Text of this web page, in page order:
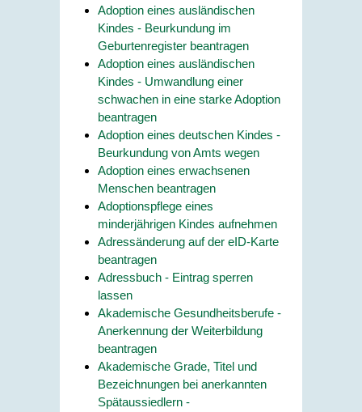
Adoption eines ausländischen
Kindes - Beurkundung im
Geburtenregister beantragen
Adoption eines ausländischen
Kindes - Umwandlung einer
schwachen in eine starke Adoption
beantragen
Adoption eines deutschen Kindes -
Beurkundung von Amts wegen
Adoption eines erwachsenen
Menschen beantragen
Adoptionspflege eines
minderjährigen Kindes aufnehmen
Adressänderung auf der eID-Karte
beantragen
Adressbuch - Eintrag sperren
lassen
Akademische Gesundheitsberufe -
Anerkennung der Weiterbildung
beantragen
Akademische Grade, Titel und
Bezeichnungen bei anerkannten
Spätaussiedlern -